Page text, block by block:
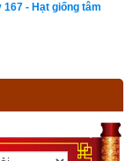
167 - Hạt giống tâm